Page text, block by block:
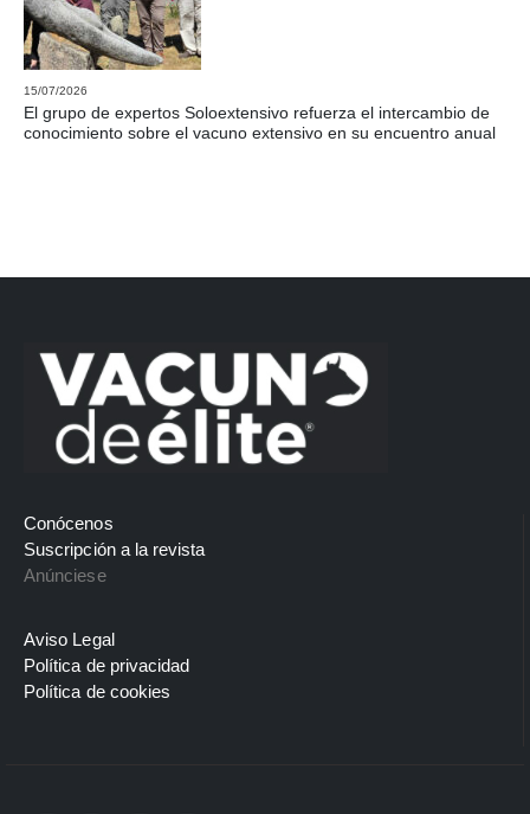
15/07/2026
El grupo de expertos Soloextensivo refuerza el intercambio de
conocimiento sobre el vacuno extensivo en su encuentro anual
Conócenos
Suscripción a la revista
Anúnciese
Aviso Legal
Política de privacidad
Política de cookies